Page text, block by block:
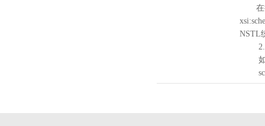
在待
NSTL
2.
如需